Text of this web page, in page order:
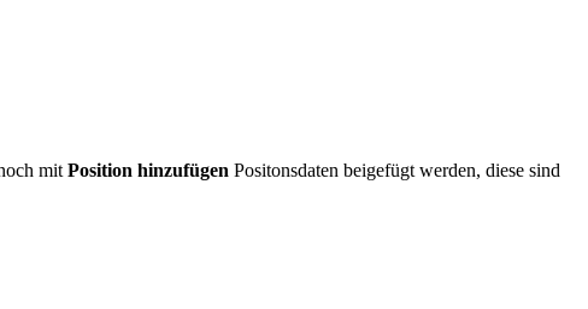
mitPosition hinzufügen Positonsdaten beigefügt werden, diese sind